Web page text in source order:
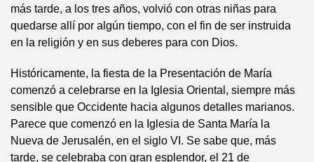
más tarde, a los tres años, volvió con otras niñas para
quedarse allí por algún tiempo, con el fin de ser instruida
en la religión y en sus deberes para con Dios.
Históricamente, la fiesta de la Presentación de María
comenzó a celebrarse en la Iglesia Oriental, siempre más
sensible que Occidente hacia algunos detalles marianos.
Parece que comenzó en la Iglesia de Santa María la
Nueva de Jerusalén, en el siglo VI. Se sabe que, más
tarde, se celebraba con gran esplendor, el 21 de